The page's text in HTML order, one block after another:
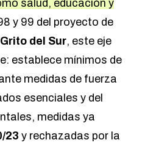
salud, educación y
y 99 del proyecto de
Grito del Sur, este eje
establece mínimos de
medidas de fuerza
esenciales y del
medidas ya
23 y rechazadas por la